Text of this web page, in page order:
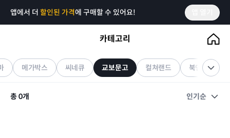
앱에서 더 할인된 가격에 구매할 수 있어요!
카테고리
교보문고기프티콘
메가박스 씨네큐 교보문고 컬쳐랜드 북앤라이프
총0개 인기순